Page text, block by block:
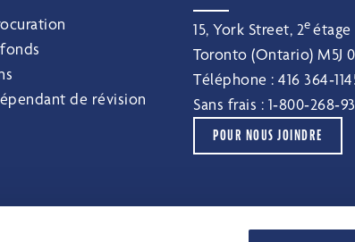
de révision
15, York Street, 2eétage
Toronto (Ontario) M5J
Téléphone :416
Sans frais :
POUR NOUS JOINDRE